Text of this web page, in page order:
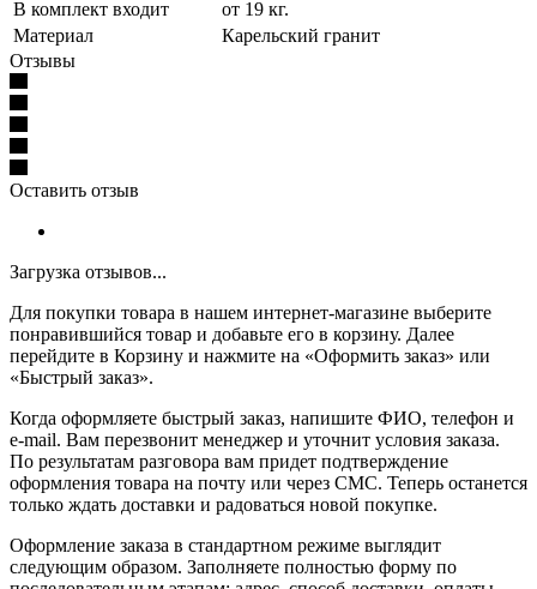
В комплект входит
от 19 кг.
Материал
Карельский гранит
Отзывы
Оставить отзыв
Загрузка отзывов...
Для покупки товара в нашем интернет-магазине выберите
понравившийся товар и добавьте его в корзину. Далее
перейдите в Корзину и нажмите на «Оформить заказ» или
«Быстрый заказ».
Когда оформляете быстрый заказ, напишите ФИО, телефон и
e-mail. Вам перезвонит менеджер и уточнит условия заказа.
По результатам разговора вам придет подтверждение
оформления товара на почту или через СМС. Теперь останется
только ждать доставки и радоваться новой покупке.
Оформление заказа в стандартном режиме выглядит
следующим образом. Заполняете полностью форму по